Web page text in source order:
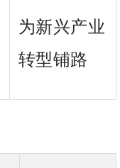
为新兴产业
转型铺路